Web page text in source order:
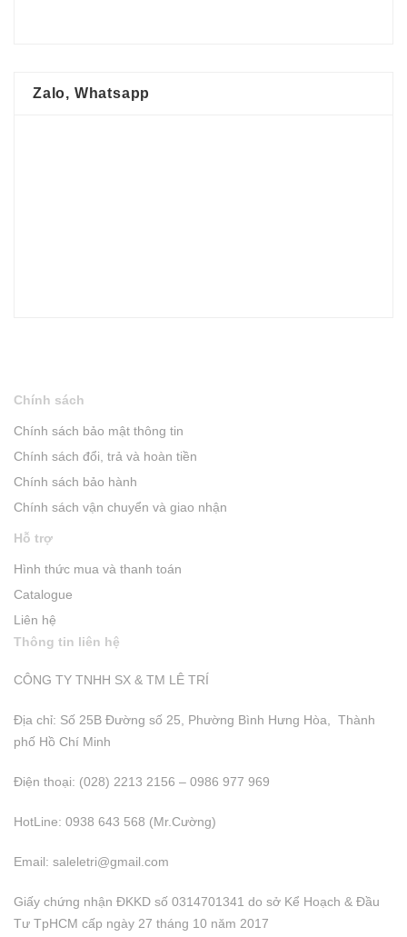
Zalo, Whatsapp
Chính sách
Chính sách bảo mật thông tin
Chính sách đổi, trả và hoàn tiền
Chính sách bảo hành
Chính sách vận chuyển và giao nhận
Hỗ trợ
Hình thức mua và thanh toán
Catalogue
Liên hệ
Thông tin liên hệ
CÔNG TY TNHH SX & TM LÊ TRÍ
Địa chỉ: Số 25B Đường số 25, Phường Bình Hưng Hòa, Thành
phố Hồ Chí Minh
Điện thoại: (028) 2213 2156 – 0986 977 969
HotLine: 0938 643 568 (Mr.Cường)
Email: saleletri@gmail.com
Giấy chứng nhận ĐKKD số 0314701341 do sở Kể Hoạch & Đầu
Tư TpHCM cấp ngày 27 tháng 10 năm 2017